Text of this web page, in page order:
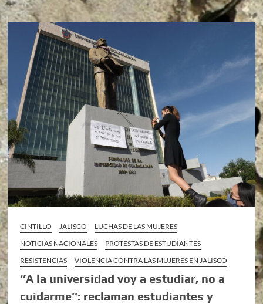
CINTILLO JALISCO
LUCHAS DE LAS MUJERES
NOTICIAS NACIONALES
PROTESTAS DE ESTUDIANTES
RESISTENCIAS
VIOLENCIA CONTRA LAS MUJERES EN JALISCO
‘’A la universidad voy a estudiar, no a
cuidarme’’: reclaman estudiantes y